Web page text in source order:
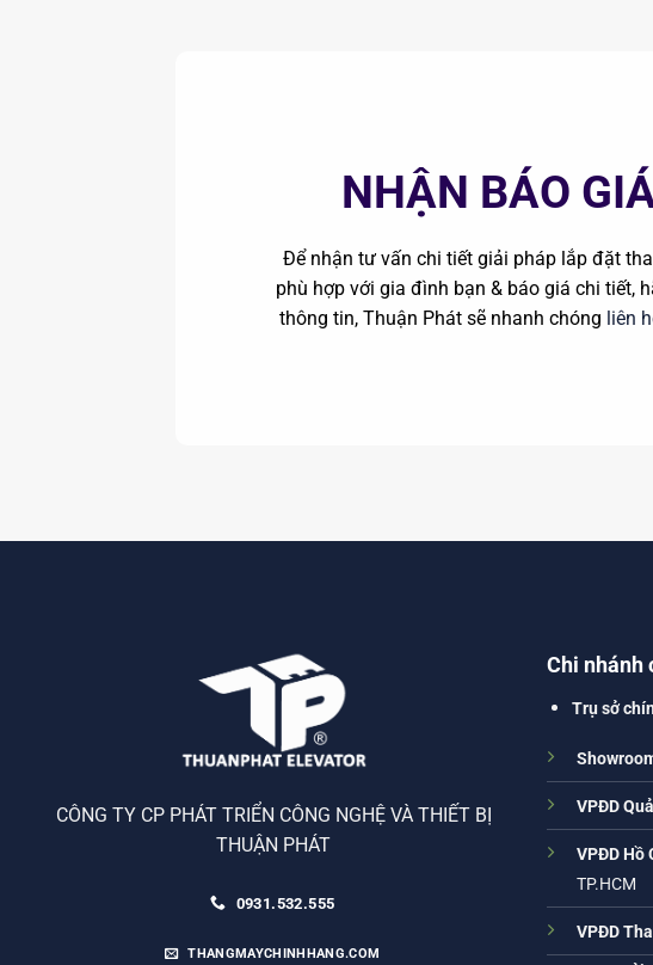
NHẬN BÁO
Để nhận tư vấn chi tiết giải pháp lắp đặt
phù hợp với gia đình bạn & báo giá chi tiết,
thông tin, Thuận Phát sẽ nhanh chóng liên
CÔNG TY CP PHÁT TRIỂN CÔNG NGHỆ VÀ THIẾT BỊ
THUẬN PHÁT
0931.532.555
THANGMAYCHINHHANG.COM
Chi nhánh
Trụ sở
VPĐD
VPĐD Hồ
TP.HCM
VPĐD